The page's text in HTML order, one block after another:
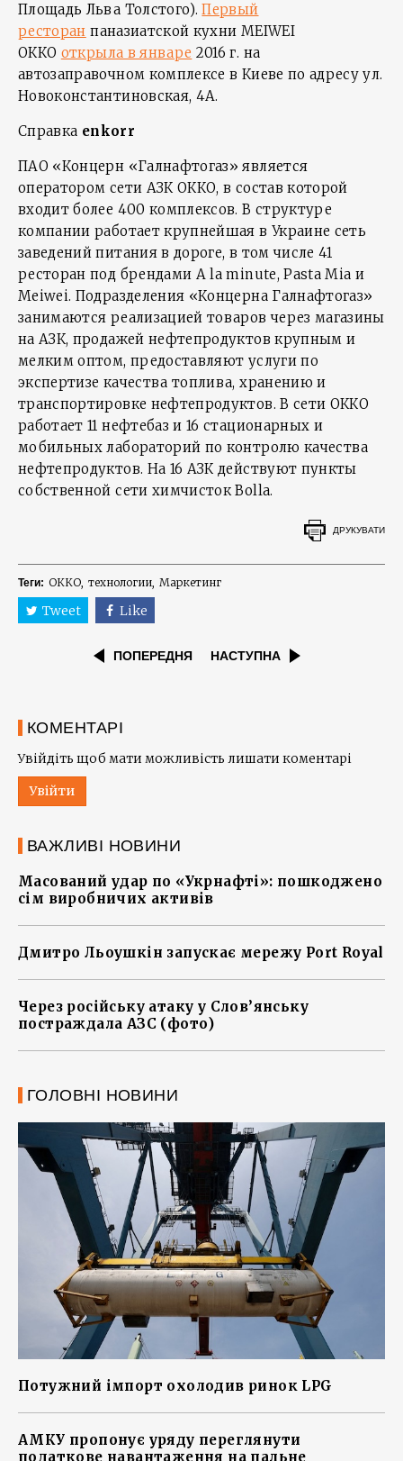
Площадь Льва Толстого).Первый
ресторан паназиатской кухни MEIWEI
ОККО открыла в январе 2016 г. на
автозаправочном комплексе в Киеве по адресу ул.
Новоконстантиновская, 4А.
Справка enkorr
ПАО «Концерн «Галнафтогаз» является
оператором сети АЗК ОККО, в состав которой
входит более 400 комплексов. В структуре
компании работает крупнейшая в Украине сеть
заведений питания в дороге, в том числе 41
ресторан под брендами A la minute, Pasta Mia и
Meiwei. Подразделения «Концерна Галнафтогаз»
занимаются реализацией товаров через магазины
на АЗК, продажей нефтепродуктов крупным и
мелким оптом, предоставляют услуги по
экспертизе качества топлива, хранению и
транспортировке нефтепродуктов. В сети ОККО
работает 11 нефтебаз и 16 стационарных и
мобильных лабораторий по контролю качества
нефтепродуктов. На 16 АЗК действуют пункты
собственной сети химчисток Bolla.
ДРУКУВАТИ
Теги: ОККО технологии Маркетинг
Tweet Like
ПОПЕРЕДНЯ НАСТУПНА
КОМЕНТАРІ
Увійдіть щоб мати можливість лишати коментарі
Увійти
ВАЖЛИВІ НОВИНИ
Масований удар по «Укрнафті»: пошкоджено
сім виробничих активів
Дмитро Льоушкін запускає мережу Port Royal
Через російську атаку у Слов’янську
постраждала АЗС (фото)
ГОЛОВНІ НОВИНИ
Потужний імпорт охолодив ринок LPG
АМКУ пропонує уряду переглянути
податкове навантаження на пальне